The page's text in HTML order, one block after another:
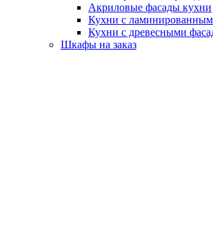
Акриловые фасады кухни
Кухни с
Кухни с древесными
Шкафы на заказ